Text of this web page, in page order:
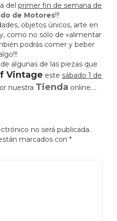
del primer fin de semana de
de Motores!!!
objetos únicos, arte en
como no sólo de «alimentar
podrás comer y beber
algunas de las piezas que
Vintage este sábado 1 de
nuestra Tienda online….
no será publicada.
marcados con *